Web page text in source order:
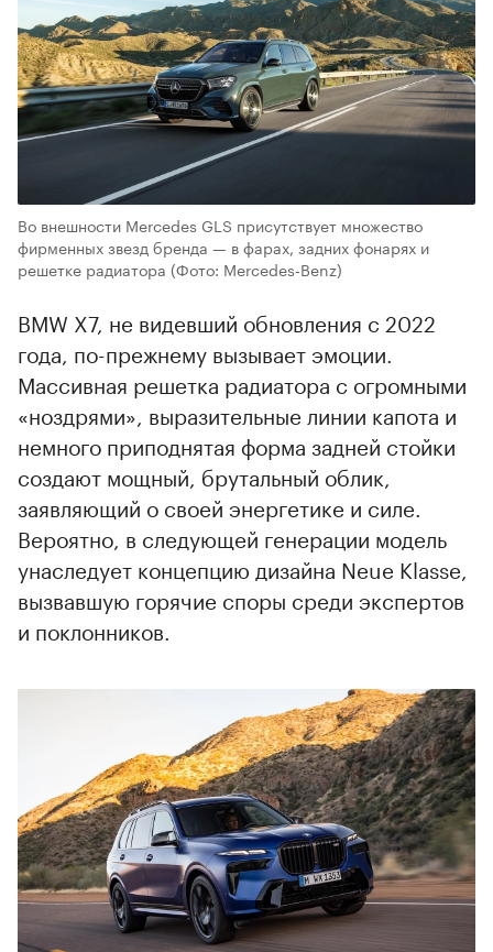
Во внешности Mercedes GLS присутствует множество
фирменных звезд бренда — в фарах, задних фонарях и
решетке радиатора (Фото: Mercedes‑Benz)
BMW X7, не видевший обновления с 2022
года, по-прежнему вызывает эмоции.
Массивная решетка радиатора с огромными
«ноздрями», выразительные линии капота и
немного приподнятая форма задней стойки
создают мощный, брутальный облик,
заявляющий о своей энергетике и силе.
Вероятно, в следующей генерации модель
унаследует концепцию дизайна Neue Klasse,
вызвавшую горячие споры среди экспертов
и поклонников.